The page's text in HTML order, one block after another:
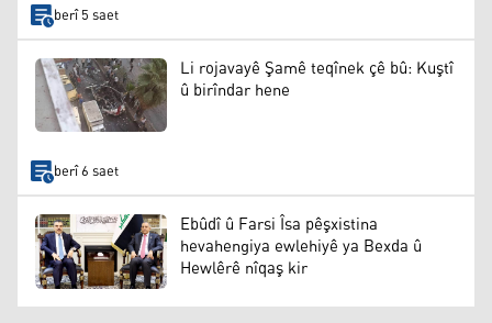
berî 5 saet
Li rojavayê Şamê teqînek çê bû: Kuştî
û birîndar hene
berî 6 saet
Ebûdî û Farsi Îsa pêşxistina
hevahengiya ewlehiyê ya Bexda û
Hewlêrê nîqaş kir